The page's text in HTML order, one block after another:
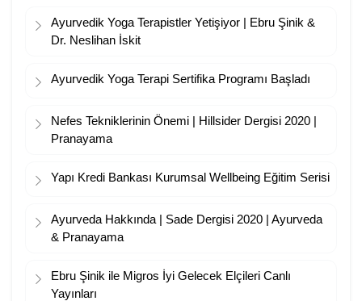
Ayurvedik Yoga Terapistler Yetişiyor | Ebru Şinik &
Dr. Neslihan İskit
Ayurvedik Yoga Terapi Sertifika Programı Başladı
Nefes Tekniklerinin Önemi | Hillsider Dergisi 2020 |
Pranayama
Yapı Kredi Bankası Kurumsal Wellbeing Eğitim Serisi
Ayurveda Hakkında | Sade Dergisi 2020 | Ayurveda
& Pranayama
Ebru Şinik ile Migros İyi Gelecek Elçileri Canlı
Yayınları